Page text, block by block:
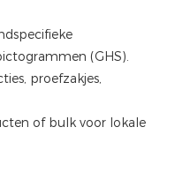
(GHS).
proefzakjes,
of bulk voor lokale